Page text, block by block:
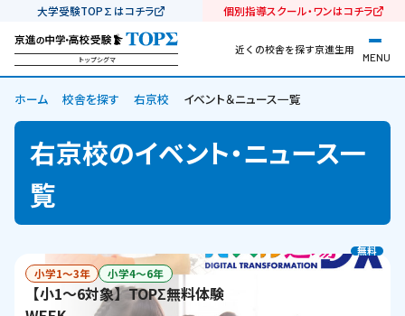
大学受験TOP∑はコチラ 個別指導スクール・ワンはコチラ
トップシグマ
近くの校舎を探す京進生用
MENU
ホーム 校舎を探す 右京校 イベント＆ニュース一覧
右京校のイベント・ニュース一
覧
小学1〜3年 小学4〜6年
【小1～6対象】TOPΣ無料体験
無料